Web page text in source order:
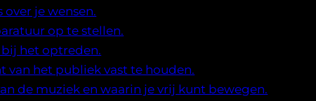
je wensen.
op te stellen.
het optreden.
van het publiek vast te houden.
de muziek en waarin je vrij kunt bewegen.